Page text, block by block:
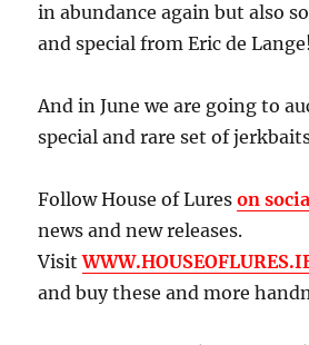
in abundance again but also
and special from Eric de Lange!
And in June we are going to
special and rare set of
Follow House of Lureson
news and new releases.
Visit
and buy these and more